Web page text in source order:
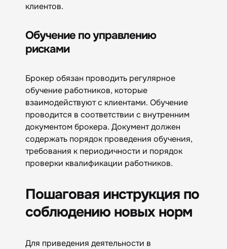
клиентов.
Обучение по управлению
рисками
Брокер обязан проводить регулярное
обучение работников, которые
взаимодействуют с клиентами. Обучение
проводится в соответствии с внутренним
документом брокера. Документ должен
содержать порядок проведения обучения,
требования к периодичности и порядок
проверки квалификации работников.
Пошаговая инструкция по
соблюдению новых норм
Для приведения деятельности в